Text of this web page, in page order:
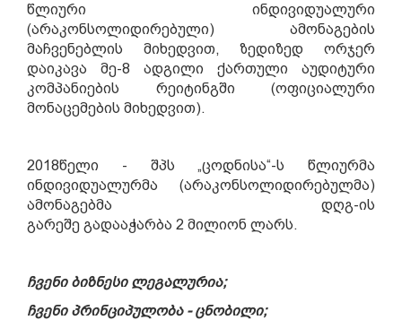
წლიური ინდივიდუალური
(არაკონსოლიდირებული) ამონაგების
მაჩვენებლის მიხედვით, ზედიზედ ორჯერ
დაიკავა მე-8 ადგილი ქართული აუდიტური
კომპანიების რეიტინგში (ოფიციალური
მონაცემების მიხედვით).
2018წელი - შპს „ცოდნისა“-ს წლიურმა
ინდივიდუალურმა (არაკონსოლიდირებულმა)
ამონაგებმა დღგ-ის
გარეშე გადააჭარბა 2 მილიონ ლარს.
ჩვენი ბიზნესი ლეგალურია;
ჩვენი პრინციპულობა-ცნობილი;